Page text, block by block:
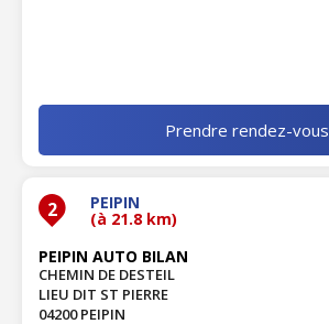
Prendre rendez-vous
2 PEIPIN
(à 21.8 km)
PEIPIN AUTO BILAN
CHEMIN DE DESTEIL
LIEU DIT ST PIERRE
04200 PEIPIN